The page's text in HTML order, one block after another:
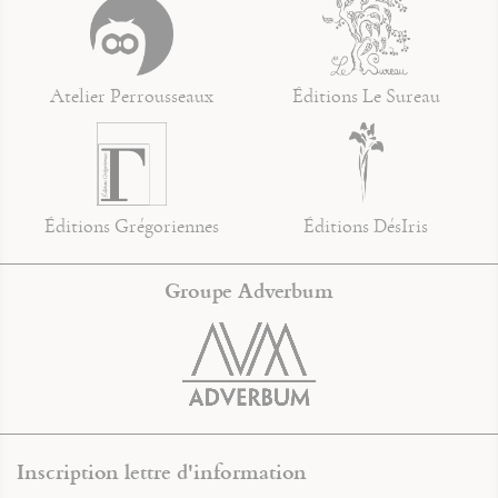
Atelier Perrousseaux Éditions Le Sureau
Éditions Grégoriennes Éditions DésIris
Groupe Adverbum
Inscription lettre d'information